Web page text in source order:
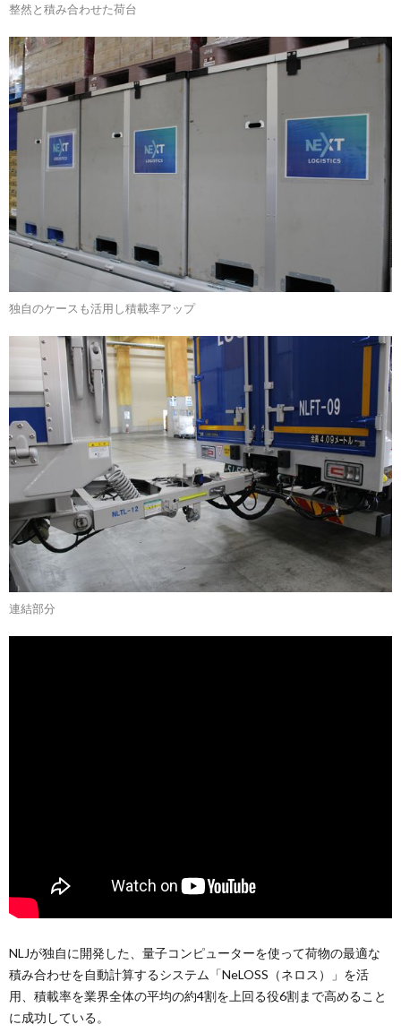
整然と積み合わせた荷台
独自のケースも活用し積載率アップ
連結部分
NLJが独自に開発した、量子コンピューターを使って荷物の最適な
積み合わせを自動計算するシステム「NeLOSS（ネロス）」を活
用、積載率を業界全体の平均の約4割を上回る役6割まで高めること
に成功している。